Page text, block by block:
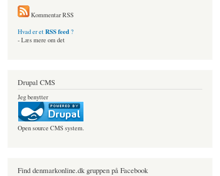
Kommentar RSS
Hvad er etRSS feed ?
- Læs mere om det
Drupal CMS
Jeg benytter
Open source CMS system.
Find denmarkonline.dk gruppen på Facebook